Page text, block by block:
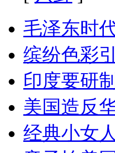
毛泽东时
缤纷色彩
印度要研
美国造反
经典小女